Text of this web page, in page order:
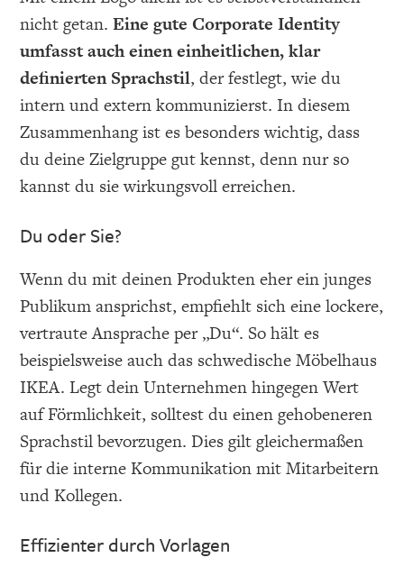
nicht getan.Eine gute Corporate Identity
umfasst auch einen einheitlichen, klar
definierten Sprachstil, der festlegt, wie du
intern und extern kommunizierst. In diesem
Zusammenhang ist es besonders wichtig, dass
du deine Zielgruppe gut kennst, denn nur so
kannst du sie wirkungsvoll erreichen.
Du oder Sie?
Wenn du mit deinen Produkten eher ein junges
Publikum ansprichst, empfiehlt sich eine lockere,
vertraute Ansprache per „Du“. So hält es
beispielsweise auch das schwedische Möbelhaus
IKEA. Legt dein Unternehmen hingegen Wert
auf Förmlichkeit, solltest du einen gehobeneren
Sprachstil bevorzugen. Dies gilt gleichermaßen
für die interne Kommunikation mit Mitarbeitern
und Kollegen.
Effizienter durch Vorlagen